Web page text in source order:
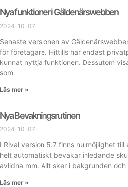
Nya funktioner i Gäldenärswebben
2024-10-07
Senaste versionen av
för företagare. Hittills har endast
kunnat nyttja funktionen. Dessutom
som
Läs mer »
Nya Bevakningsrutinen
2024-10-07
I Rival version 5.7 finns nu möjlighet
helt automatiskt bevakar inledande
avlidna mm. Allt sker i bakgrunden och
Läs mer »